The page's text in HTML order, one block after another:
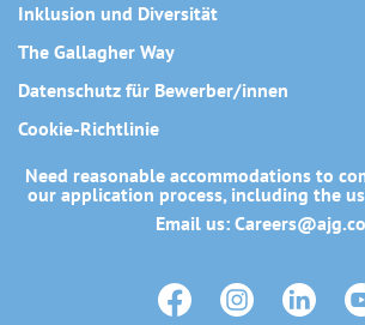
Inklusion und Diversität
The Gallagher Way
Datenschutz für Bewerber/innen
Cookie-Richtlinie
Need reasonable accommodations to
our application process, including the
Email us: